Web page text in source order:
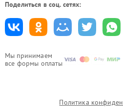
Мы принимаем
все формы оплаты
Поделиться в соц. сетях:
Политика